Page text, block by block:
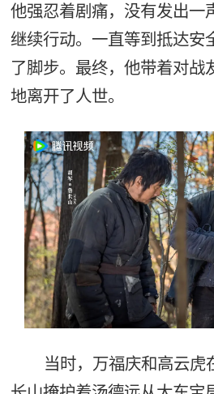
他强忍着剧痛，没有发出一
继续行动。一直等到抵达安
了脚步。最终，他带着对战
地离开了人世。
当时，万福庆和高云虎